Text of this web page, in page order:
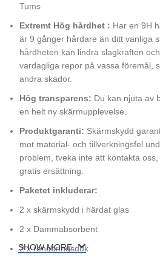
Tums
Extremt Hög hårdhet : Har en 9H
är 9 gånger hårdare än ditt vanliga
hårdheten kan lindra slagkraften
vardagliga repor på vassa föremål,
andra skador.
Hög transparens: Du kan njuta av
en helt ny skärmupplevelse.
Produktgaranti: Skärmskydd
mot material- och tillverkningsfel
problem, tveka inte att kontakta
gratis ersättning.
Paketet inkluderar:
2 x skärmskydd i härdat glas
2 x Dammabsorbent
2 x rengöringsduk
SHOW MORE